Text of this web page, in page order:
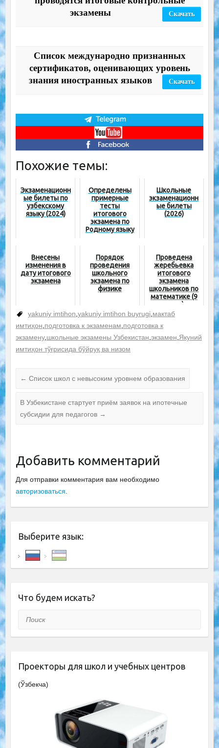
экзамены
Скачать
Список международно признанных
сертификатов, оценивающих уровень
знания иностранных языков
Скачать
Похожие темы:
Экзаменационн
ые билеты по
узбекскому
языку (2024)
Определены
примерные
тесты
итогового
экзамена по
Родному языку
Школьные
экзаменационн
ые билеты
(2026)
Внесены
изменения в
дату итогового
экзамена
Порядок
проведения
школьного
экзамена по
физике
Проведена
жеребьевка
итогового
экзамена
школьников по
математике (9
класс)
yakuniy imtihon,yakuniy imtihon buyrugi,мактаб
имтиҳон,подготовка к экзаменам,подготовка к
экзамену,школьные экзамены Узбекистан,экзамен,Якуний
имтиҳон тўғрисида бўйруқ ва низом
← Cписок школ с невысоким уровнем образования
В Узбекистане стартует приём заявок на ипотечные
субсидии для педагогов →
Добавить комментарий
Для отправки комментария вам необходимо
авторизоваться.
Выберите язык:
Что будем искать?
Поиск
Проекторы для школ и учебных центров
(Ўзбекча)